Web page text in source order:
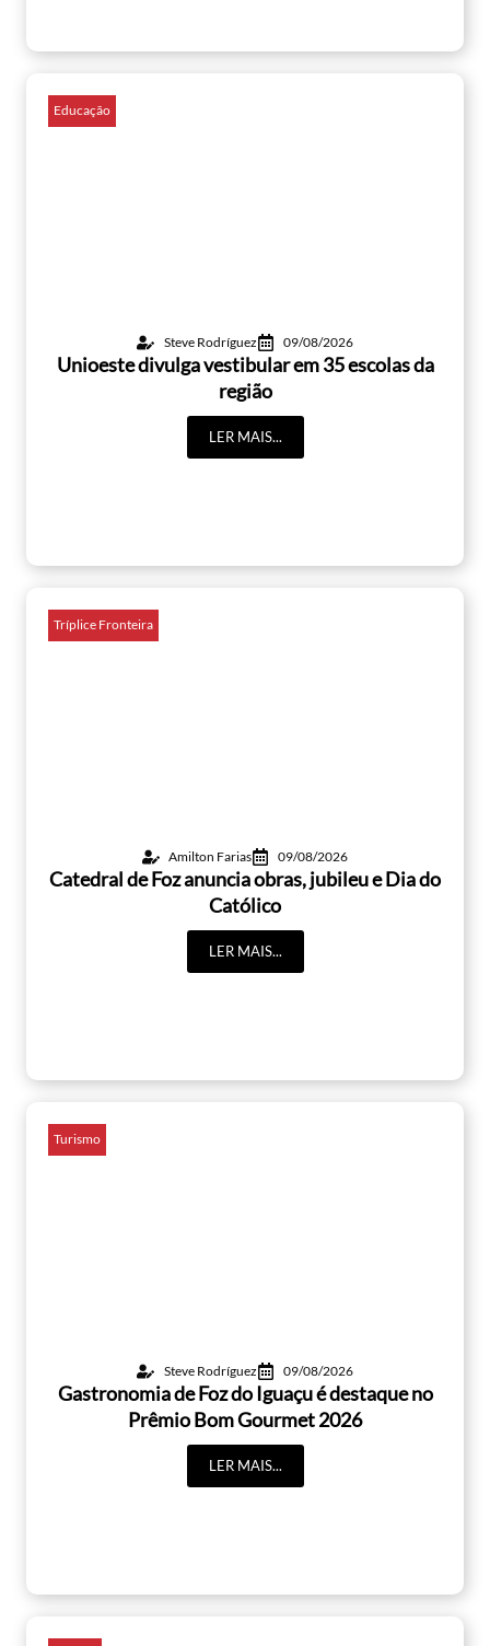
Educação
Steve Rodríguez 09/08/2026
Unioeste divulga vestibular em 35 escolas da
região
LER MAIS...
Tríplice Fronteira
Amilton Farias 09/08/2026
Catedral de Foz anuncia obras, jubileu e Dia do
Católico
LER MAIS...
Turismo
Steve Rodríguez 09/08/2026
Gastronomia de Foz do Iguaçu é destaque no
Prêmio Bom Gourmet 2026
LER MAIS...